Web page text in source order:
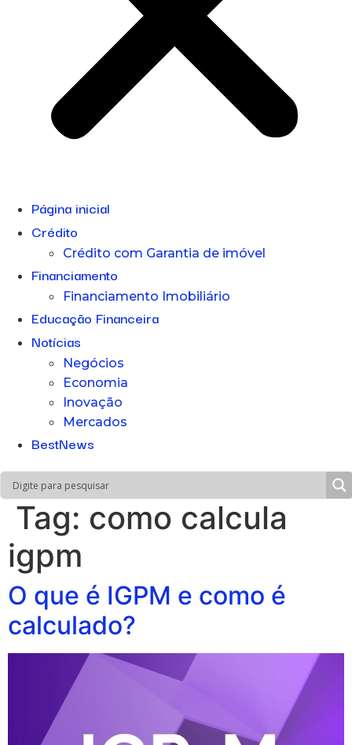
Página inicial
Crédito
Crédito com Garantia de imóvel
Financiamento
Financiamento Imobiliário
Educação Financeira
Notícias
Negócios
Economia
Inovação
Mercados
BestNews
Tag: como calcula
igpm
O que é IGPM e como é
calculado?